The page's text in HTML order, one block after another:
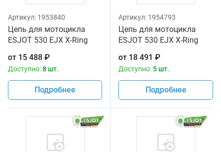
Артикул: 1953840
Цепь для мотоцикла
ESJOT 530 EJX X-Ring
от 15 488 ₽
Доступно:8 шт.
Подробнее
Артикул: 1954793
Цепь для мотоцикла
ESJOT 530 EJX X-Ring
от 18 491 ₽
Доступно: 5 шт.
Подробнее